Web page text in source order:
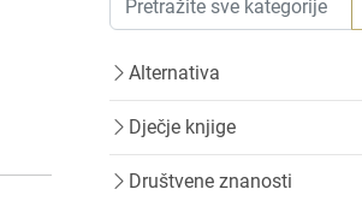
Alternativa
Dječje knjige
Društvene znanosti